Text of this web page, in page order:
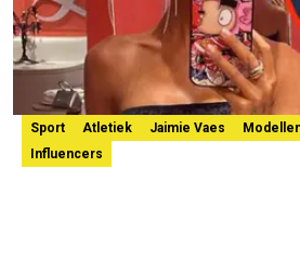
Sport Atletiek Jaimie Vaes
Influencers